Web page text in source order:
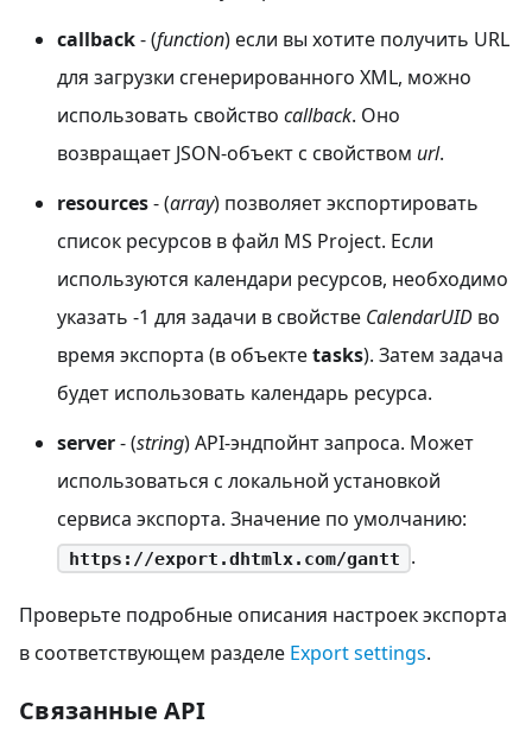
callback- (function) если вы хотите получить URL
для загрузки сгенерированного XML, можно
использовать свойство callback. Оно
возвращает JSON-объект с свойством url.
resources- (array) позволяет экспортировать
список ресурсов в файл MS Project. Если
используются календари ресурсов, необходимо
указать -1 для задачи в свойстве CalendarUID во
время экспорта (в объектеtasks). Затем задача
будет использовать календарь ресурса.
server- (string) API-эндпойнт запроса. Может
использоваться с локальной установкой
сервиса экспорта. Значение по умолчанию:
https://export.dhtmlx.com/gantt .
Проверьте подробные описания настроек экспорта
в соответствующем разделе Export settings.
Связанные API